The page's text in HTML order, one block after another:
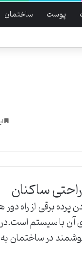
پوست ساختمان
ساکنان
برقی از راه
آن با سیستم
در ساختمان